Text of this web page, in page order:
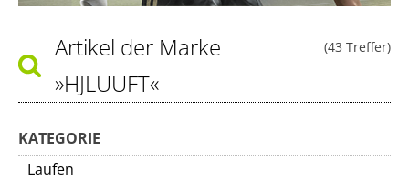
(43 Treffer)
Artikel der Marke
»HJLUUFT«
KATEGORIE
Laufen